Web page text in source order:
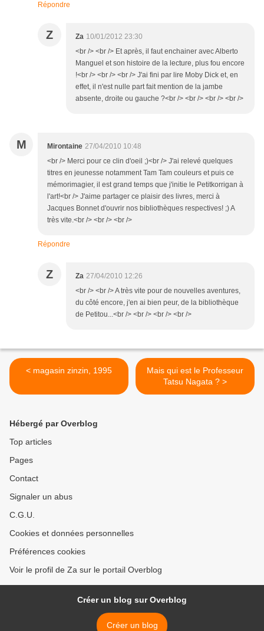
Répondre
Z Za 10/01/2012 23:30
<br /> <br /> Et après, il faut enchainer avec Alberto
Manguel et son histoire de la lecture, plus fou encore
!<br /> <br /> <br /> J'ai fini par lire Moby Dick et, en
effet, il n'est nulle part fait mention de la jambe
absente, droite ou gauche ?<br /> <br /> <br /> <br />
M Mirontaine 27/04/2010 10:48
<br /> Merci pour ce clin d'oeil ;)<br /> J'ai relevé quelques
titres en jeunesse notamment Tam Tam couleurs et puis ce
mémorimagier, il est grand temps que j'initie le Petitkorrigan à
l'art!<br /> J'aime partager ce plaisir des livres, merci à
Jacques Bonnet d'ouvrir nos bibliothèques respectives! ;) A
très vite.<br /> <br /> <br />
Répondre
Z Za 27/04/2010 12:26
<br /> <br /> A très vite pour de nouvelles aventures,
du côté encore, j'en ai bien peur, de la bibliothèque
de Petitou...<br /> <br /> <br /> <br />
< magasin zinzin, 1995
Mais qui est le Professeur
Tatsu Nagata ? >
Hébergé par Overblog
Top articles
Pages
Contact
Signaler un abus
C.G.U.
Cookies et données personnelles
Préférences cookies
Voir le profil de Za sur le portail Overblog
Créer un blog sur Overblog
Créer un blog